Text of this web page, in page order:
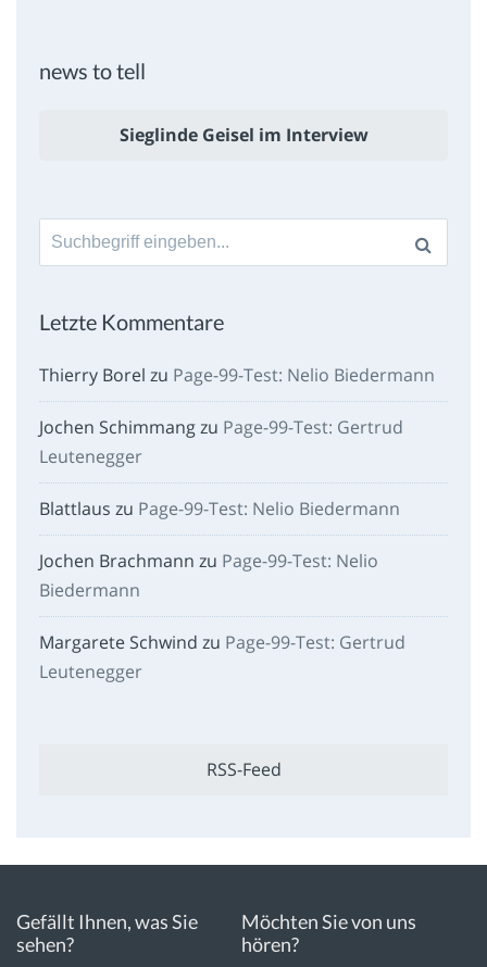
news to tell
Sieglinde Geisel im Interview
Suche
nach:
Letzte Kommentare
Thierry Borel zu Page-99-Test: Nelio Biedermann
Jochen Schimmangzu Page-99-Test: Gertrud
Leutenegger
Blattlaus zu Page-99-Test: Nelio Biedermann
Jochen Brachmann zu Page-99-Test: Nelio
Biedermann
Margarete Schwind zu Page-99-Test: Gertrud
Leutenegger
RSS-Feed
Gefällt Ihnen, was Sie
sehen?
Möchten Sie von uns
hören?